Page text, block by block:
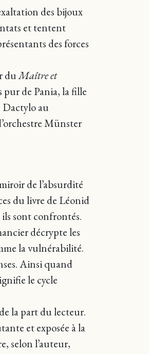
des bijoux
et tentent
des forces
duMaître et
de Pania, la fille
Dactylo au
Münster
de l’absurdité
du livre de Léonid
ils sont confrontés.
décrypte les
la vulnérabilité.
Ainsi quand
le cycle
la part du lecteur.
et exposée à la
selon l’auteur,